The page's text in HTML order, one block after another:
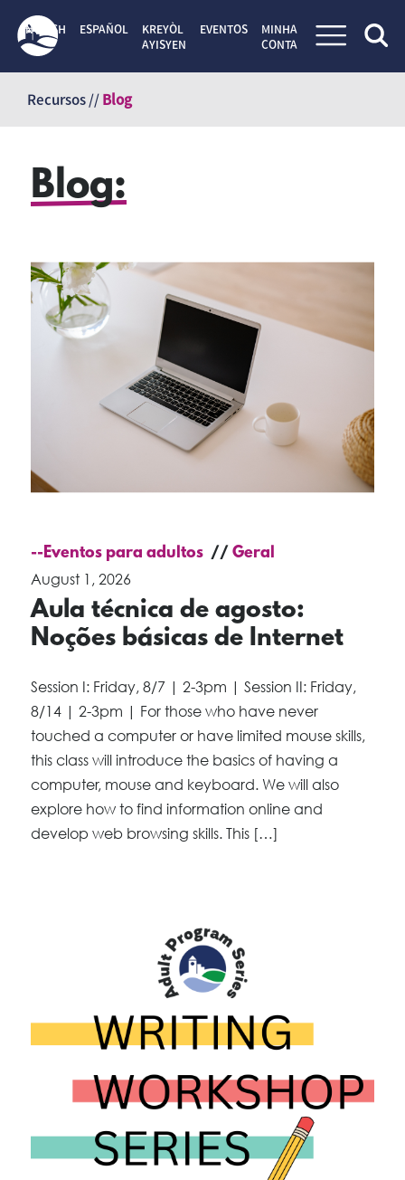
para
conteúdo
ENGLISH ESPAÑOL
KREYÒL
AYISYEN
EVENTOS
MINHA
CONTA
Recursos //Blog
Blog:
--Eventos para adultos
Geral
August 1, 2026
Aula técnica de agosto:
Noções básicas de Internet
Session I: Friday, 8/7 | 2-3pm | Session II: Friday,
8/14 | 2-3pm | For those who have never
touched a computer or have limited mouse skills,
this class will introduce the basics of having a
computer, mouse and keyboard. We will also
explore how to find information online and
develop web browsing skills. This […]